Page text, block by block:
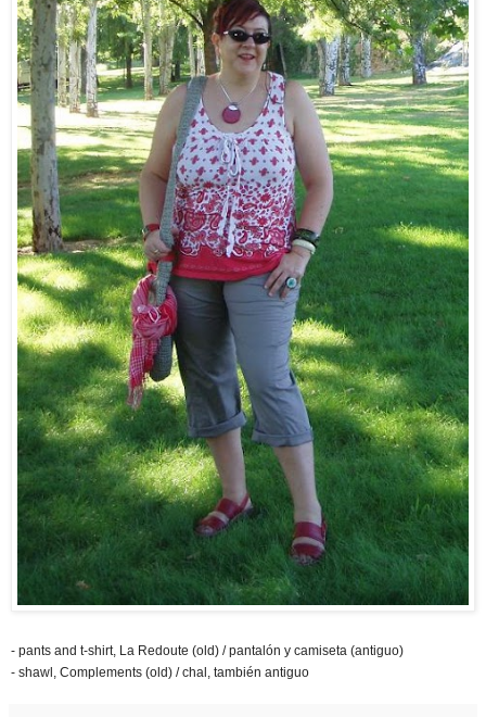
- pants and t-shirt, La Redoute (old) / pantalón y camiseta (antiguo)
- shawl, Complements (old) / chal, también antiguo